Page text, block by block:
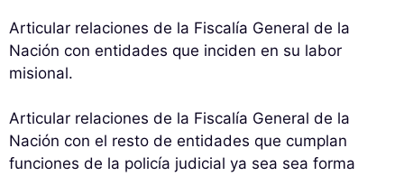
Articular relaciones de la Fiscalía General de la
Nación con entidades que inciden en su labor
misional.
Articular relaciones de la Fiscalía General de la
Nación con el resto de entidades que cumplan
funciones de la policía judicial ya sea sea forma